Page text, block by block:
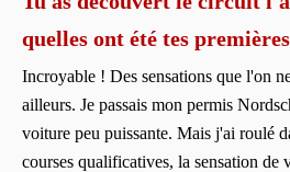
quelles ont été tes
Incroyable ! Des sensations que l'on
ailleurs. Je passais mon permis
voiture peu puissante. Mais j'ai roulé
courses qualificatives, la sensation de